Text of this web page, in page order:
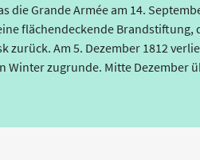
Grande Armée am 14.
flächendeckende
Am 5. Dezember 1812
zugrunde. Mitte Dezember